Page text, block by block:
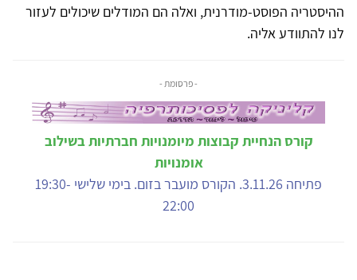
ההיסטריה הפוסט-מודרנית, ואלה הם המודלים שיכולים לעזור
לנו להתוודע אליה.
- פרסומת -
קורס הנחיית קבוצות מיומנויות חברתיות בשילוב
אומנויות
פתיחה 3.11.26. הקורס מועבר בזום. בימי שלישי 19:30-
22:00